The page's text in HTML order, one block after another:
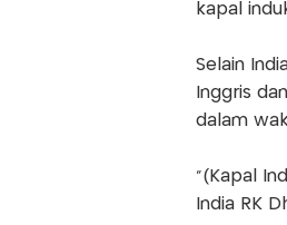
kapal
Selain
Inggris
dalam
“(Kapal
India RK